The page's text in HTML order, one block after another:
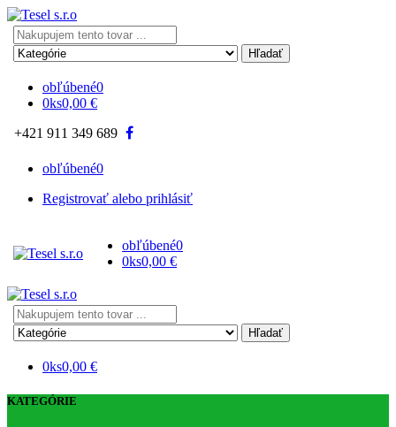
Search
here
obľúbené0
0ks0,00 €
+421 911 349 689
obľúbené0
Registrovať alebo prihlásiť
obľúbené0
0ks0,00 €
Search
here
0ks0,00 €
KATEGÓRIE